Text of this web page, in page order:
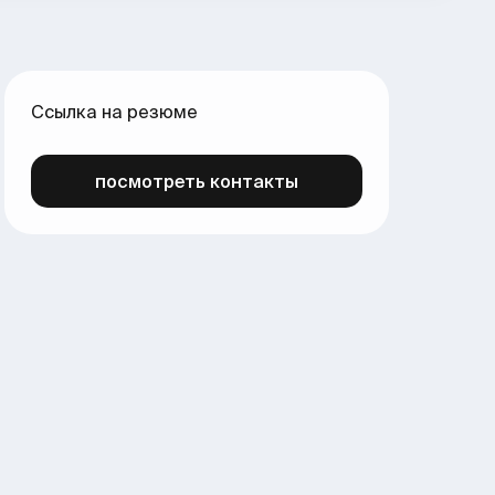
Ссылка на резюме
посмотреть контакты